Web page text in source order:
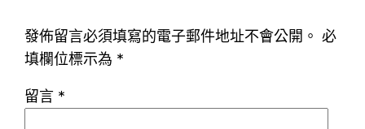
發佈留言必須填寫的電子郵件地址不會公開。 必
填欄位標示為 *
留言 *